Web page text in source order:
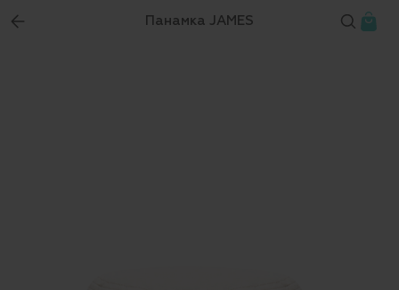
Панамка JAMES